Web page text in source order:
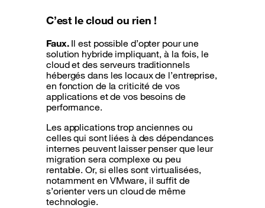
C’est le cloud ou rien !
Faux.Il est possible d’opter pour une
solution hybride impliquant, à la fois, le
cloud et des serveurs traditionnels
hébergés dans les locaux de l’entreprise,
en fonction de la criticité de vos
applications et de vos besoins de
performance.
Les applications trop anciennes ou
celles qui sont liées à des dépendances
internes peuvent laisser penser que leur
migration sera complexe ou peu
rentable. Or, si elles sont virtualisées,
notamment en VMware, il suffit de
s’orienter vers un cloud de même
technologie.